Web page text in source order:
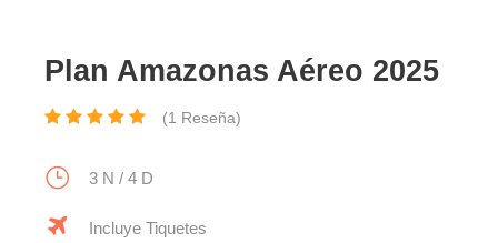
Plan Amazonas Aéreo 2025
(1 Reseña)
3 N / 4 D
Incluye Tiquetes